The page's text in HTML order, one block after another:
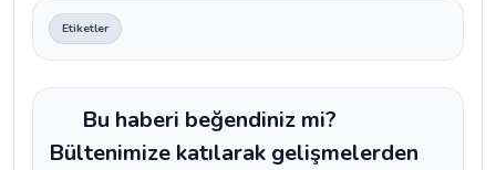
Etiketler
Bu haberi beğendiniz mi?
Bültenimize katılarak gelişmelerden